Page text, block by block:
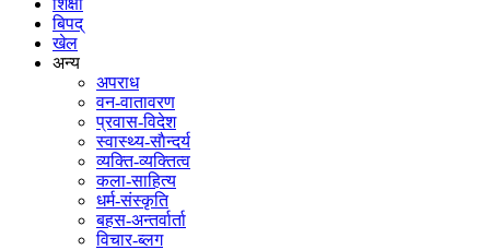
शिक्षा
बिपद्
खेल
अन्य
अपराध
वन-वातावरण
प्रवास-विदेश
स्वास्थ्य-साैन्दर्य
व्यक्ति-व्यक्तित्व
कला-साहित्य
धर्म-संस्कृति
बहस-अन्तर्वार्ता
विचार-ब्लग